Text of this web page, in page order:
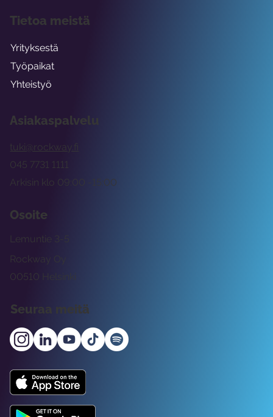
Asiakaspalvelu
tuki@rockway.fi
Arkisin klo 09:00 -15:00
045 7731 1111
Osoite
Rockway Oy
Lemuntie 3-5
00510 Helsinki
Seuraa meitä
Tietoa meistä
Yrityksestä
Työpaikat
Yhteistyö